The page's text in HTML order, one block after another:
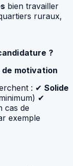
bien travailler
ruraux,
?
motivation
: ✔ Solide
✔
cas de
exemple